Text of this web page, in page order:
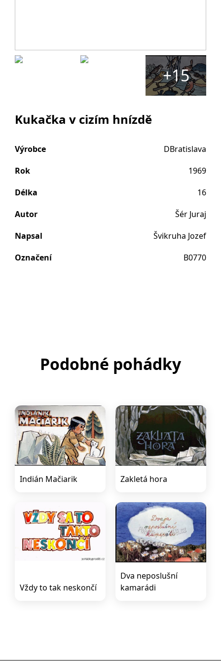
+15
Kukačka v cizím hnízdě
Výrobce
DBratislava
Rok
1969
Délka
16
Autor
Šér Juraj
Napsal
Švikruha Jozef
Označení
B0770
Podobné pohádky
Indián Mačiarik Zakletá hora
Vždy to tak neskončí
Dva neposlušní
kamarádi